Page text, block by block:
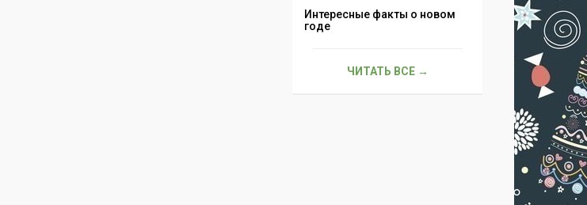
Интересные факты о новом
годе
ЧИТАТЬ ВСЕ →